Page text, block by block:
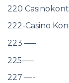
220
222-Casino
223 —–
225—–
227 —-